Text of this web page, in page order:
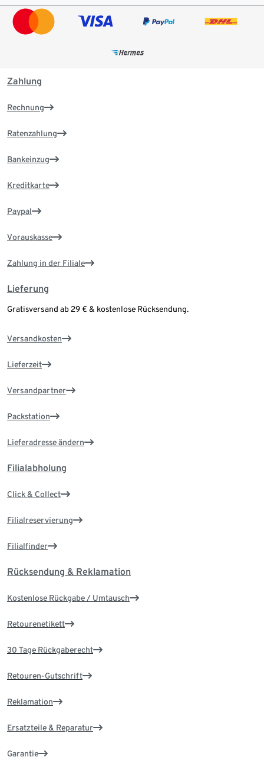
Zahlung
Rechnung
Ratenzahlung
Bankeinzug
Kreditkarte
Paypal
Vorauskasse
Zahlung in der Filiale
Lieferung
Gratisversand ab 29 € & kostenlose Rücksendung.
Versandkosten
Lieferzeit
Versandpartner
Packstation
Lieferadresse ändern
Filialabholung
Click & Collect
Filialreservierung
Filialfinder
Rücksendung & Reklamation
Kostenlose Rückgabe / Umtausch
Retourenetikett
30 Tage Rückgaberecht
Retouren-Gutschrift
Reklamation
Ersatzteile & Reparatur
Garantie